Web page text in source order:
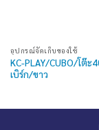
อุปกรณ์จัดเก็บของใช้
KC-PLAY/CUBO/โต๊ะ
เบิร์ก/ขาว